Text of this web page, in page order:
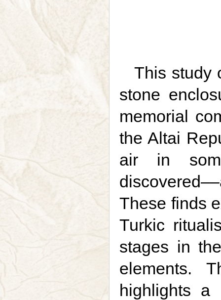
This study
stone
memorial
the Altai
air in
These finds
Turkic
stages in
elements.
highlights a